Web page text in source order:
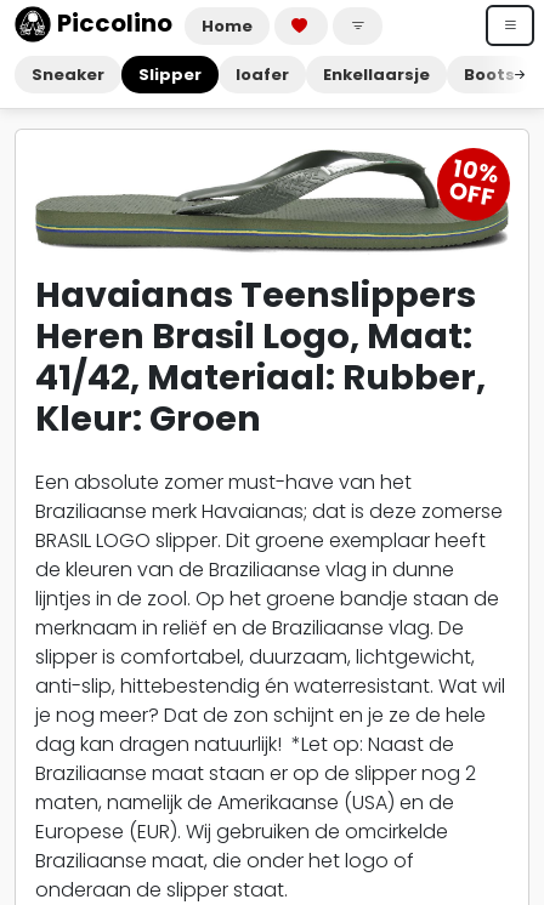
Piccolino Home
Sneaker Slipper loafer Enkellaarsje Boots
Havaianas Teenslippers
Heren Brasil Logo, Maat:
41/42, Materiaal: Rubber,
Kleur: Groen
Een absolute zomer must-have van het
Braziliaanse merk Havaianas; dat is deze zomerse
BRASIL LOGO slipper. Dit groene exemplaar heeft
de kleuren van de Braziliaanse vlag in dunne
lijntjes in de zool. Op het groene bandje staan de
merknaam in reliëf en de Braziliaanse vlag. De
slipper is comfortabel, duurzaam, lichtgewicht,
anti-slip, hittebestendig én waterresistant. Wat wil
je nog meer? Dat de zon schijnt en je ze de hele
dag kan dragen natuurlijk! *Let op: Naast de
Braziliaanse maat staan er op de slipper nog 2
maten, namelijk de Amerikaanse (USA) en de
Europese (EUR). Wij gebruiken de omcirkelde
Braziliaanse maat, die onder het logo of
onderaan de slipper staat.
10
%
O
FF